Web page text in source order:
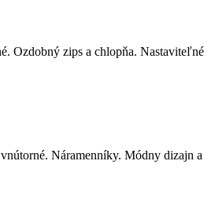
Ozdobný zips a chlopňa. Nastaviteľné
Náramenníky. Módny dizajn a